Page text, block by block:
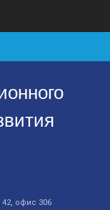
офис 306